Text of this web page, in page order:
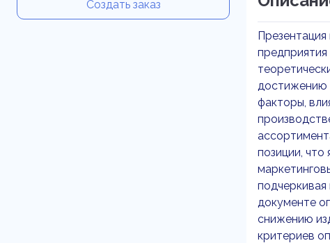
Создать заказ
достижению
факторы,
позиции,
документе
снижению
критериев